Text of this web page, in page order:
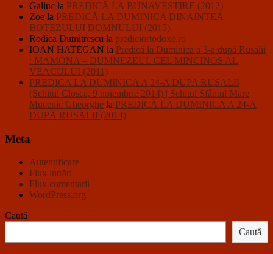
Galiuc la PREDICĂ LA BUNAVESTIRE (2012)
Zoe la PREDICĂ LA DUMINICA DINAINTEA
BOTEZULUI DOMNULUI (2015)
Rodica Dumitrescu la prediciortodoxe.ro
IOAN HATEGAN la Predică la Duminica a 3-a după Rusalii
: MAMONA – DUMNEZEUL CEL MINCINOS AL
VEACULUI (2011)
PREDICA LA DUMINICA A 24-A DUPA RUSALII
(Schitul Closca, 9 noiembrie 2014) | Schitul Sfântul Mare
Mucenic Gheorghe la PREDICĂ LA DUMINICA A 24-A
DUPĂ RUSALII (2014)
Meta
Autentificare
Flux intrări
Flux comentarii
WordPress.org
Caută
Caută